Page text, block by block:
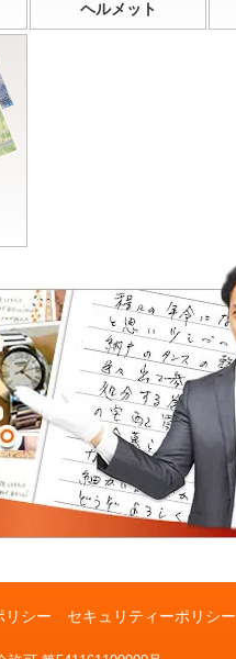
ヘルメット
リシー セキュリティーポリシー